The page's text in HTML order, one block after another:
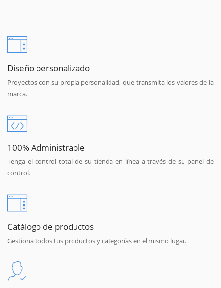
Diseño personalizado
Proyectos con su propia personalidad, que transmita los valores de la
marca.
100% Administrable
Tenga el control total de su tienda en línea a través de su panel de
control.
Catálogo de productos
Gestiona todos tus productos y categorías en el mismo lugar.